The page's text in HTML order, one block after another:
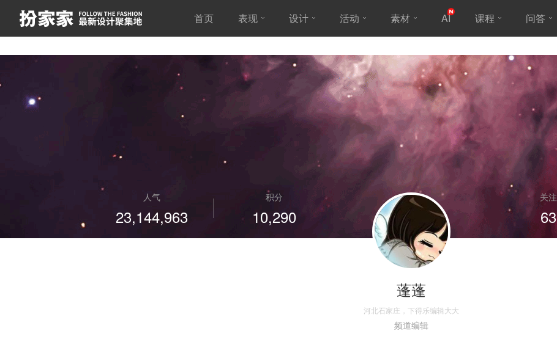
首页 表现 设计 活动 素材 AI 课程 问答
人气
23,144,963
积分
10,290
关注
63
蓬蓬
河北石家庄，下得乐编辑大大
频道编辑